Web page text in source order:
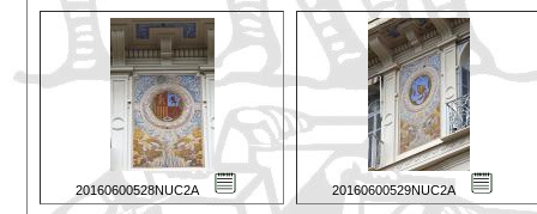
20160600528NUC2A 20160600529NUC2A